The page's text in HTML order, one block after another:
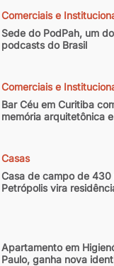
Comerciais e
Sede do PodPah, um
podcasts do Brasil
Comerciais e
Bar Céu em Curitiba
memória arquitetônica
Casas
Casa de campo de 430
Petrópolis vira
Apartamento em
Paulo, ganha nova